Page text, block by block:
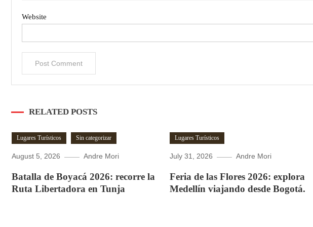
Website
RELATED POSTS
Lugares Turísticos Sin categorizar
August 5, 2026 Andre Mori
Batalla de Boyacá 2026: recorre la
Ruta Libertadora en Tunja
Lugares Turísticos
July 31, 2026 Andre Mori
Feria de las Flores 2026: explora
Medellín viajando desde Bogotá.